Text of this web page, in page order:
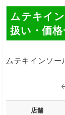
ムテキイ
扱い・価格
ムテキインソー
店舗